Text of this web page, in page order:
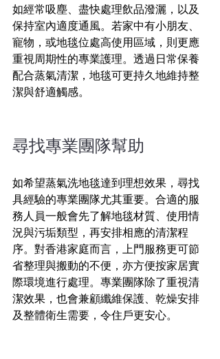
如經常吸塵、盡快處理飲品潑灑，以及
保持室內適度通風。若家中有小朋友、
寵物，或地毯位處高使用區域，則更應
重視周期性的專業護理。透過日常保養
配合蒸氣清潔，地毯可更持久地維持整
潔與舒適觸感。
尋找專業團隊幫助
如希望蒸氣洗地毯達到理想效果，尋找
具經驗的專業團隊尤其重要。合適的服
務人員一般會先了解地毯材質、使用情
況與污垢類型，再安排相應的清潔程
序。對香港家庭而言，上門服務更可節
省整理與搬動的不便，亦方便按家居實
際環境進行處理。專業團隊除了重視清
潔效果，也會兼顧纖維保護、乾燥安排
及整體衛生需要，令住戶更安心。